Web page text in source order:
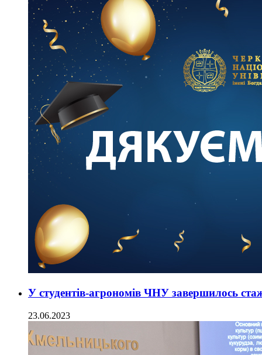
У студентів-агрономів ЧНУ завершилось
23.06.2023